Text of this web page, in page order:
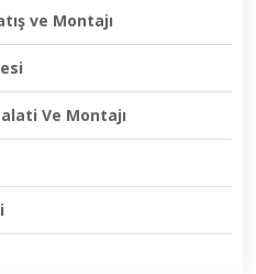
ve Montajı
Ve Montajı